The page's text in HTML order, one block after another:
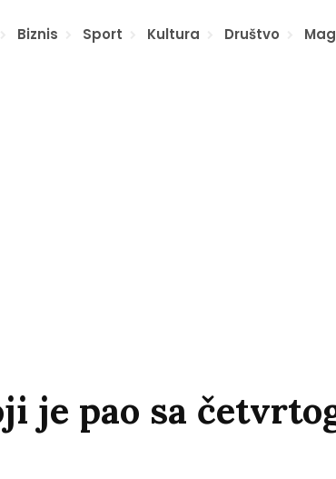
Biznis Sport Kultura Društvo
je pao sa